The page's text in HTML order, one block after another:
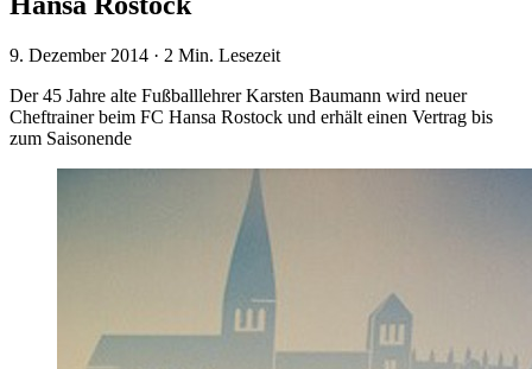
9. Dezember 2014 · 2 Min. Lesezeit
Der 45 Jahre alte Fußballlehrer Karsten Baumann wird neuer
Cheftrainer beim FC Hansa Rostock und erhält einen Vertrag bis
zum Saisonende